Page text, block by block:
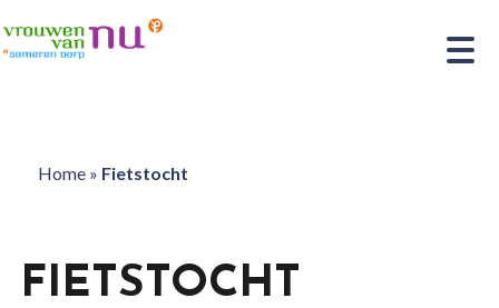
Home» Fietstocht
FIETSTOCHT